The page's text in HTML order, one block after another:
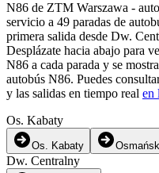
N86 de ZTM Warszawa -
servicio a 49 paradas de
primera salida desde Dw.
Desplázate hacia abajo para
N86 a cada parada y se
autobús N86. Puedes
y las salidas en tiempo real en
Os. Kabaty
Os. Kabaty
Dw. Centralny